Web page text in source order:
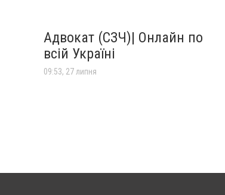
Адвокат (СЗЧ)| Онлайн по
всій Україні
09:53, 27 липня